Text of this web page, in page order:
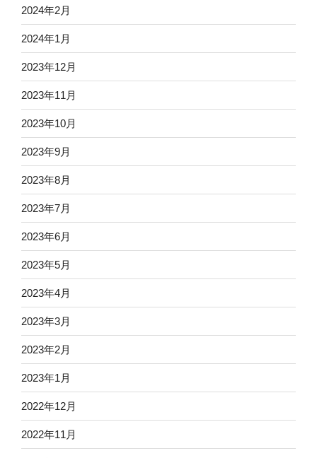
2024年2月
2024年1月
2023年12月
2023年11月
2023年10月
2023年9月
2023年8月
2023年7月
2023年6月
2023年5月
2023年4月
2023年3月
2023年2月
2023年1月
2022年12月
2022年11月